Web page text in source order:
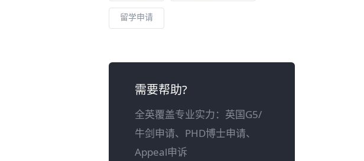
留学申请
需要帮助?
全英覆盖专业实力：英国G5/
牛剑申请、PHD博士申请、
Appeal申诉